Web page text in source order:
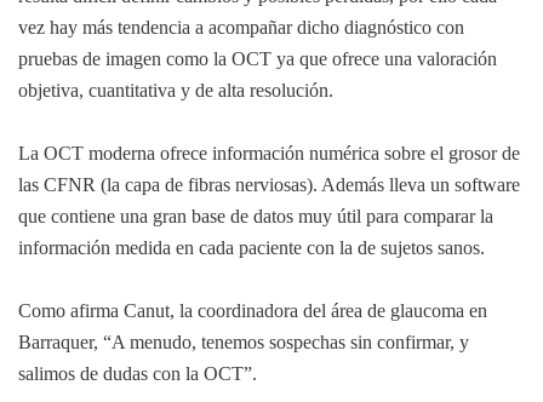
vez hay más tendencia a acompañar dicho diagnóstico con
pruebas de imagen como la OCT ya que ofrece una valoración
objetiva, cuantitativa y de alta resolución.
La OCT moderna ofrece información numérica sobre el grosor de
las CFNR (la capa de fibras nerviosas). Además lleva un software
que contiene una gran base de datos muy útil para comparar la
información medida en cada paciente con la de sujetos sanos.
Como afirma Canut, la coordinadora del área de glaucoma en
Barraquer, “A menudo, tenemos sospechas sin confirmar, y
salimos de dudas con la OCT”.